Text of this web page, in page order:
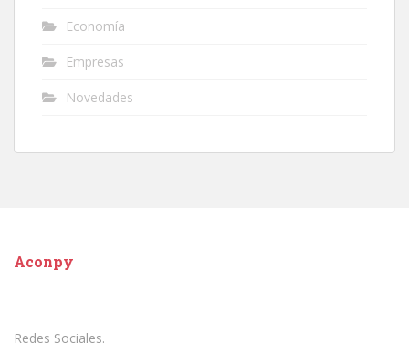
Economía
Empresas
Novedades
Aconpy
Redes Sociales.